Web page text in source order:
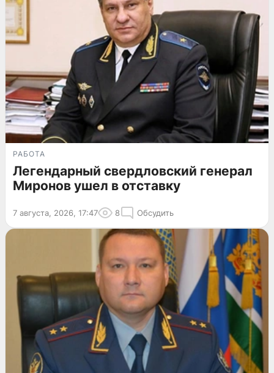
РАБОТА
Легендарный свердловский генерал
Миронов ушел в отставку
7 августа, 2026, 17:47 8 Обсудить